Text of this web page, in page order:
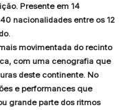
Presente em 14
nacionalidades entre os 12
movimentada do recinto
com uma cenografia que
deste continente. No
e performances que
grande parte dos ritmos